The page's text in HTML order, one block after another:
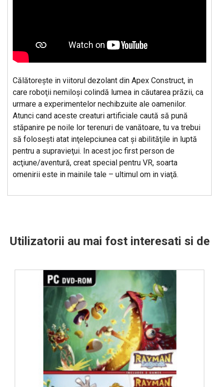
Călătoreşte in viitorul dezolant din Apex Construct, in
care roboţii nemiloşi colindă lumea in căutarea prăzii, ca
urmare a experimentelor nechibzuite ale oamenilor.
Atunci cand aceste creaturi artificiale caută să pună
stăpanire pe noile lor terenuri de vanătoare, tu va trebui
să foloseşti atat inţelepciunea cat şi abilităţile in luptă
pentru a supravieţui. In acest joc first person de
acţiune/aventură, creat special pentru VR, soarta
omenirii este in mainile tale – ultimul om in viaţă.
Utilizatorii au mai fost interesati si de